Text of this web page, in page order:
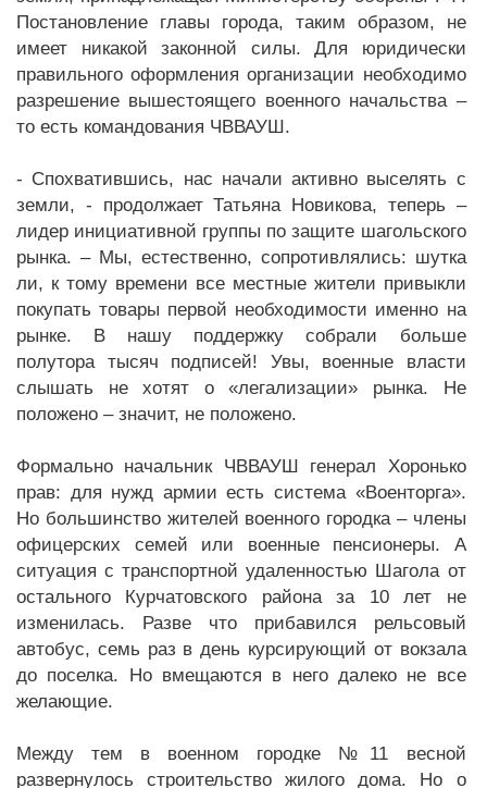
Постановление главы города, таким образом, не
имеет никакой законной силы. Для юридически
правильного оформления организации необходимо
разрешение вышестоящего военного начальства –
то есть командования ЧВВАУШ.
- Спохватившись, нас начали активно выселять с
земли, - продолжает Татьяна Новикова, теперь –
лидер инициативной группы по защите шагольского
рынка. – Мы, естественно, сопротивлялись: шутка
ли, к тому времени все местные жители привыкли
покупать товары первой необходимости именно на
рынке. В нашу поддержку собрали больше
полутора тысяч подписей! Увы, военные власти
слышать не хотят о «легализации» рынка. Не
положено – значит, не положено.
Формально начальник ЧВВАУШ генерал Хоронько
прав: для нужд армии есть система «Военторга».
Но большинство жителей военного городка – члены
офицерских семей или военные пенсионеры. А
ситуация с транспортной удаленностью Шагола от
остального Курчатовского района за 10 лет не
изменилась. Разве что прибавился рельсовый
автобус, семь раз в день курсирующий от вокзала
до поселка. Но вмещаются в него далеко не все
желающие.
Между тем в военном городке №11 весной
развернулось строительство жилого дома. Но о